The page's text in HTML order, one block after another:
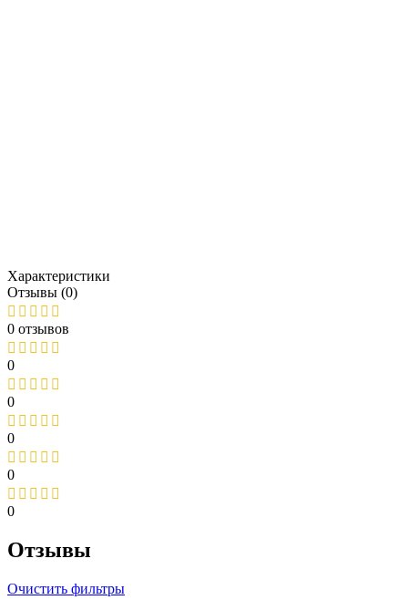
Характеристики
Отзывы (0)
0 отзывов
0
0
0
0
0
Отзывы
Очистить фильтры